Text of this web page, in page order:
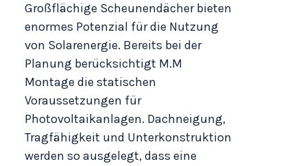
Großflächige Scheunendächer bieten
enormes Potenzial für die Nutzung
von Solarenergie. Bereits bei der
Planung berücksichtigt M.M
Montage die statischen
Voraussetzungen für
Photovoltaikanlagen. Dachneigung,
Tragfähigkeit und Unterkonstruktion
werden so ausgelegt, dass eine